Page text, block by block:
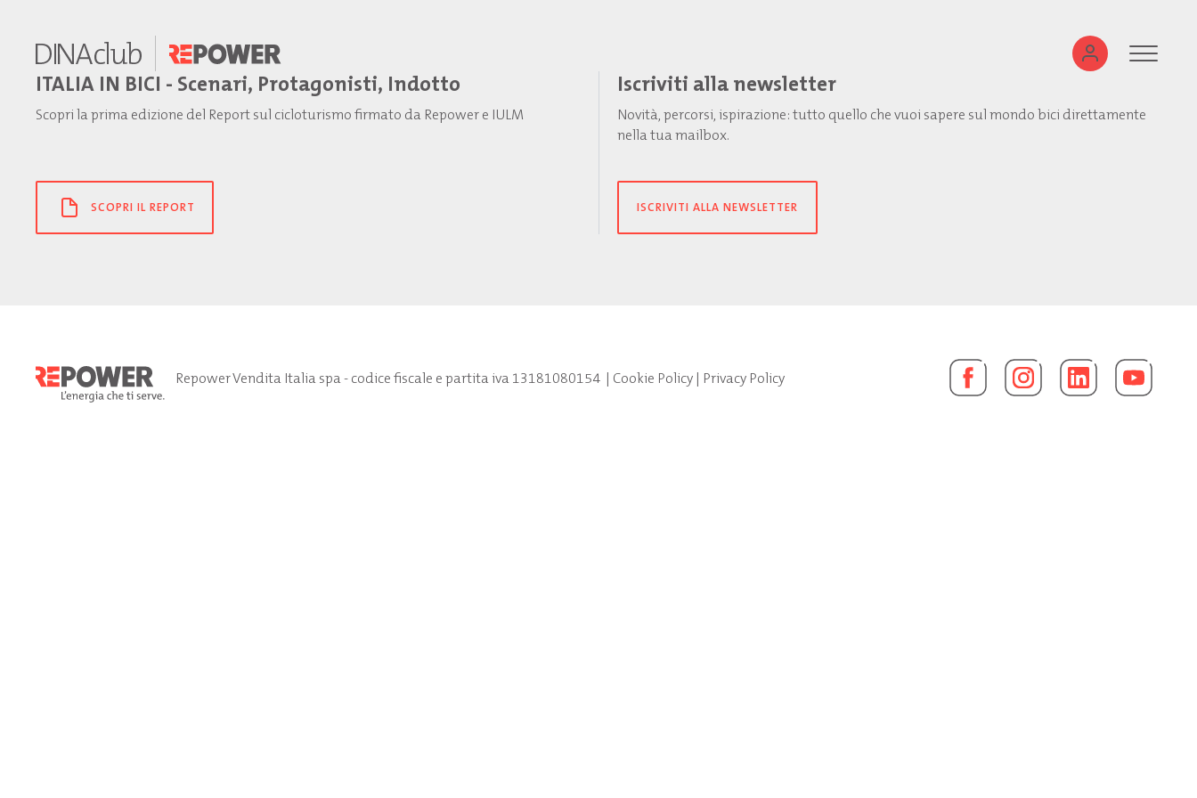
ITALIA IN BICI - Scenari, Protagonisti, Indotto
Scopri la prima edizione del Report sul cicloturismo firmato da Repower e IULM
SCOPRI IL REPORT
Iscriviti alla newsletter
Novità, percorsi, ispirazione: tutto quello che vuoi sapere sul mondo bici direttamente
nella tua mailbox.
ISCRIVITI ALLA NEWSLETTER
Repower Vendita Italia spa - codice fiscale e partita iva 13181080154| Cookie Policy| Privacy Policy